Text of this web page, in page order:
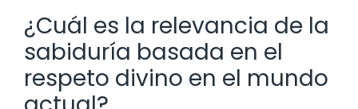
¿Cuál es la relevancia de la
sabiduría basada en el
respeto divino en el mundo